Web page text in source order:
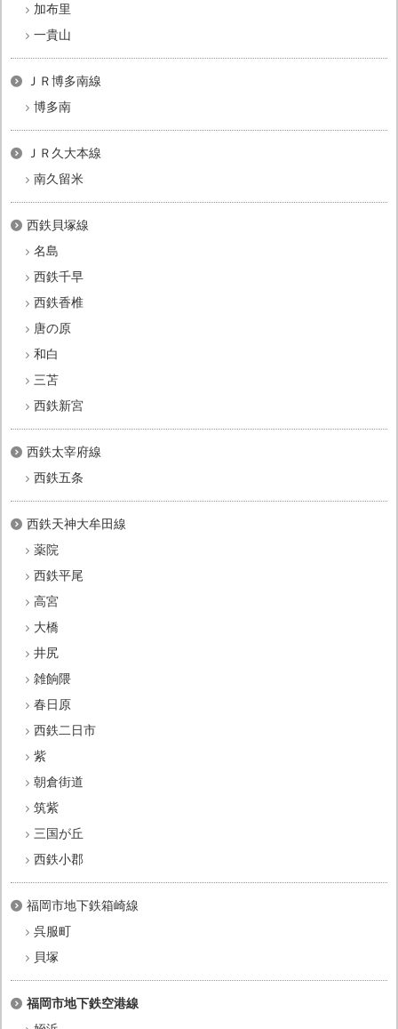
加布里
一貴山
ＪＲ博多南線
博多南
ＪＲ久大本線
南久留米
西鉄貝塚線
名島
西鉄千早
西鉄香椎
唐の原
和白
三苫
西鉄新宮
西鉄太宰府線
西鉄五条
西鉄天神大牟田線
薬院
西鉄平尾
高宮
大橋
井尻
雑餉隈
春日原
西鉄二日市
紫
朝倉街道
筑紫
三国が丘
西鉄小郡
福岡市地下鉄箱崎線
呉服町
貝塚
福岡市地下鉄空港線